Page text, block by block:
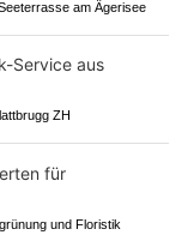
am Ägerisee
ZH
und Floristik